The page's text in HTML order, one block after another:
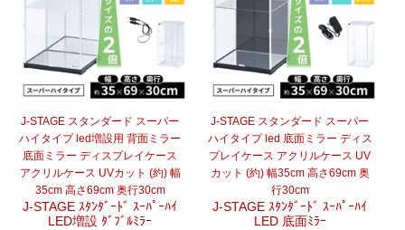
J-STAGE スタンダード スーパー
ハイタイプ led増設用 背面ミラー
底面ミラー ディスプレイケース
アクリルケース UVカット (約) 幅
35cm 高さ69cm 奥行30cm
J-STAGE ｽﾀﾝﾀﾞｰﾄﾞ ｽｰﾊﾟｰﾊｲ
LED増設 ﾀﾞﾌﾞﾙﾐﾗｰ
J-STAGE スタンダード スーパー
ハイタイプ led 底面ミラー ディス
プレイケース アクリルケース UV
カット (約) 幅35cm 高さ69cm 奥
行30cm
J-STAGE ｽﾀﾝﾀﾞｰﾄﾞ ｽｰﾊﾟｰﾊｲ
LED 底面ﾐﾗｰ